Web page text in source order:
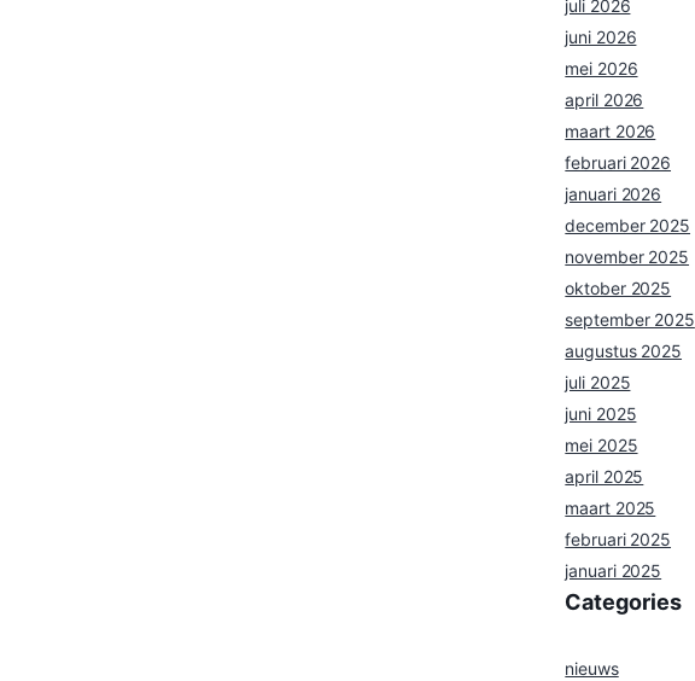
juli 2026
juni 2026
mei 2026
april 2026
maart 2026
februari 2026
januari 2026
december 2025
november 2025
oktober 2025
september 2025
augustus 2025
juli 2025
juni 2025
mei 2025
april 2025
maart 2025
februari 2025
januari 2025
Categories
nieuws